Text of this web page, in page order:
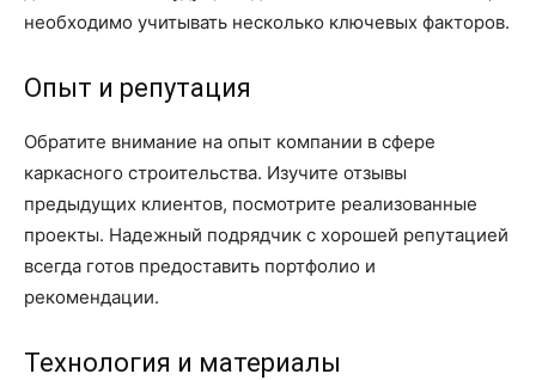
необходимо учитывать несколько ключевых факторов.
Опыт и репутация
Обратите внимание на опыт компании в сфере
каркасного строительства. Изучите отзывы
предыдущих клиентов, посмотрите реализованные
проекты. Надежный подрядчик с хорошей репутацией
всегда готов предоставить портфолио и
рекомендации.
Технология и материалы